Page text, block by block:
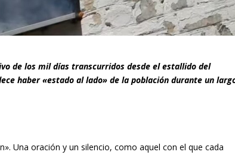
de los mil días transcurridos desde el estallido del
haber «estado al lado» de la población durante un
Una oración y un silencio, como aquel con el que cada